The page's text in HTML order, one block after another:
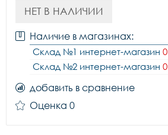
НЕТ В НАЛИЧИИ
Наличие в магазинах:
Склад №1 интернет-магазин 0
Склад №2 интернет-магазин 0
добавить в сравнение
Оценка 0